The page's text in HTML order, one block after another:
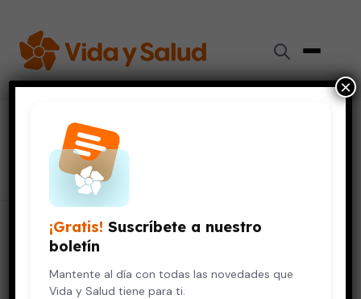
rehabilitación cardiaca
12 artículos
¡Gratis! Suscríbete a nuestro
boletín
Mantente al día con todas las novedades que
Vida y Salud tiene para ti.
×